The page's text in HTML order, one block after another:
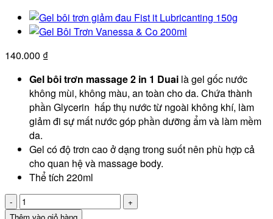
140.000 ₫
Gel bôi trơn massage 2 in 1 Duai là gel gốc nước
không mùi, không màu, an toàn cho da. Chứa thành
phần Glycerin hấp thụ nước từ ngoài không khí, làm
giảm đi sự mất nước góp phần dưỡng ẩm và làm mềm
da.
Gel có độ trơn cao ở dạng trong suốt nên phù hợp cả
cho quan hệ và massage body.
Thể tích 220ml
Gel
bôi